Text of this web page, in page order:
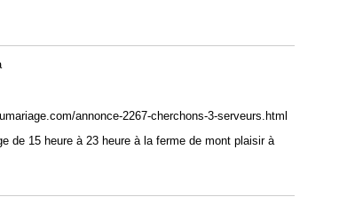
annonce-2267-cherchons-3-serveurs.html
de 15 heure à 23 heure à la ferme de mont plaisir à